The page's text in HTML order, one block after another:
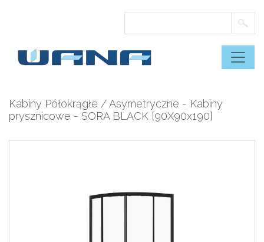
Kabiny Półokrągłe / Asymetryczne - Kabiny
prysznicowe - SORA BLACK [90X90x190]